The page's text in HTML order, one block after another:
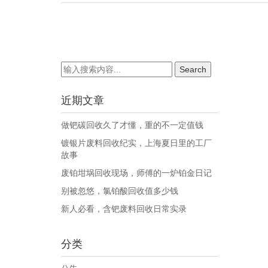
近期文章
做钯碳回收久了才懂，重的不一定值钱
镀银片废料回收纪实，上海夏日里的工厂
故事
废铂坩埚回收现场，师傅的一炉铂金日记
别被忽悠，氯铂酸回收值多少钱
新人必看，含钯废料回收日常实录
分类